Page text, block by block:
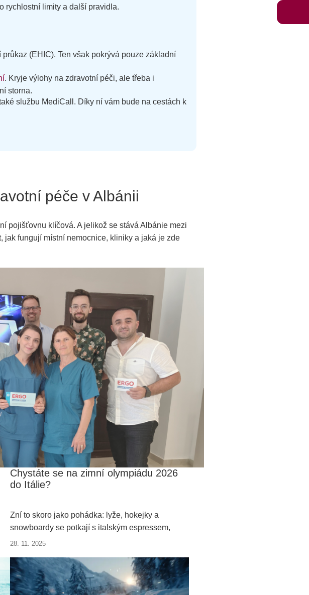
rychlostní limity a další pravidla.
(EHIC). Ten však pokrývá pouze základní
. Kryje výlohy na zdravotní péči, ale třeba i
storna.
službu MediCall. Díky ní vám bude na cestách k
péče v Albánii
pojišťovnu klíčová. A jelikož se stává Albánie mezi
fungují místní nemocnice, kliniky a jaká je zde
Chystáte se na zimní olympiádu 2026
do Itálie?
Zní to skoro jako pohádka: lyže, hokejky a
snowboardy se potkají s italským espressem,
zasněženými Dolomity a elegancí Milána. Přesně
po 20 letech vrací do Itálie. A pokud přemýšlíte,
kam letos v zimě vyrazit, možná právě tady
najdete ideální cíl pro dovolenou, na kterou
28. 11. 2025